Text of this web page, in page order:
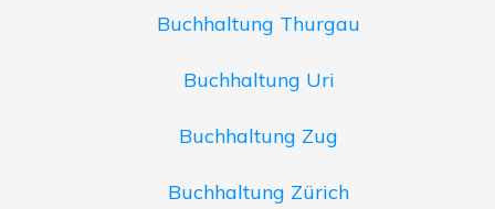
Buchhaltung Thurgau
Buchhaltung Uri
Buchhaltung Zug
Buchhaltung Zürich